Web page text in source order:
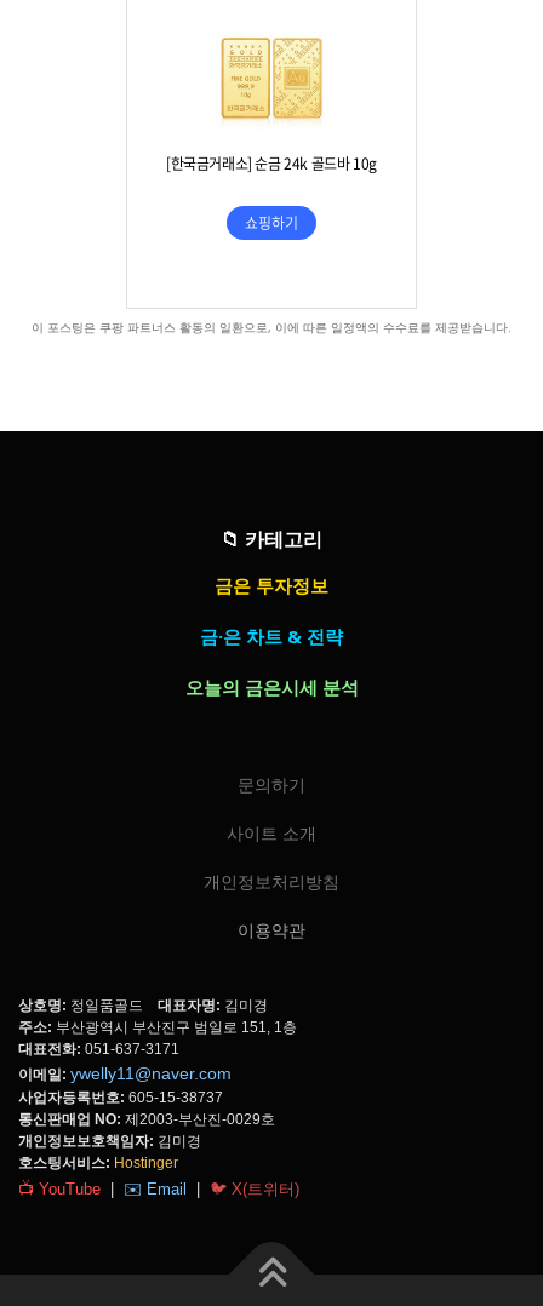
이 포스팅은 쿠팡 파트너스 활동의 일환으로, 이에 따른 일정액의 수수료를 제공받습니다.
📁 카테고리
금은 투자정보
금·은 차트 & 전략
오늘의 금은시세 분석
문의하기
사이트 소개
개인정보처리방침
이용약관
상호명: 정일품골드 대표자명: 김미경
주소: 부산광역시 부산진구 범일로 151, 1층
대표전화: 051-637-3171
이메일: ywelly11@naver.com
사업자등록번호: 605-15-38737
통신판매업 NO: 제2003-부산진-0029호
개인정보보호책임자: 김미경
호스팅서비스: Hostinger
📺 YouTube ✉️ Email 🐦 X(트위터)